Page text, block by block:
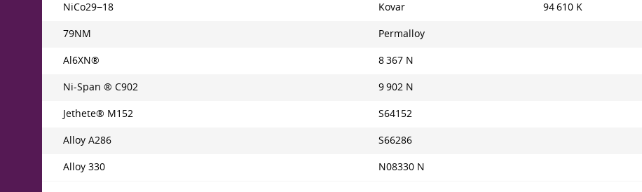
NiCo29−18 Kovar 94 610 K
79NM Permalloy
Al6XN® 8 367 N
Ni-Span ® C902 9 902 N
Jethete® M152 S64152
Alloy A286 S66286
Alloy 330 N08330 N